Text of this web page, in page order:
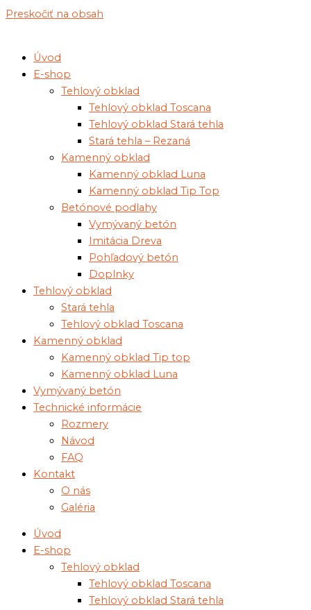
Preskočiť na obsah
Úvod
E-shop
Tehlový obklad
Tehlový obklad Toscana
Tehlový obklad Stará tehla
Stará tehla – Rezaná
Kamenný obklad
Kamenný obklad Luna
Kamenný obklad Tip Top
Betónové podlahy
Vymývaný betón
Imitácia Dreva
Pohľadový betón
Doplnky
Tehlový obklad
Stará tehla
Tehlový obklad Toscana
Kamenný obklad
Kamenný obklad Tip top
Kamenný obklad Luna
Vymývaný betón
Technické informácie
Rozmery
Návod
FAQ
Kontakt
O nás
Galéria
Úvod
E-shop
Tehlový obklad
Tehlový obklad Toscana
Tehlový obklad Stará tehla